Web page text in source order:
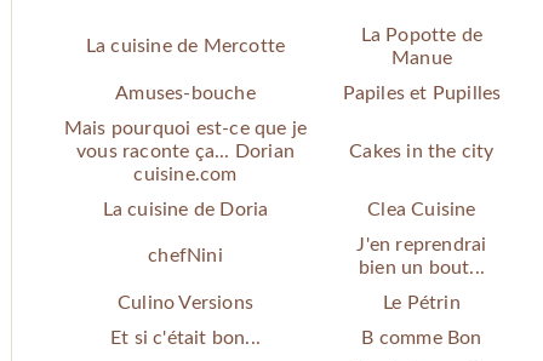
La cuisine de Mercotte
La Popotte de
Manue
Amuses-bouche
Papiles et Pupilles
Mais pourquoi est-ce que je
vous raconte ça... Dorian
cuisine.com
Cakes in the city
La cuisine de Doria Clea Cuisine
chefNini
J'en reprendrai
bien un bout...
Culino Versions
Le Pétrin
Et si c'était bon...
B comme Bon